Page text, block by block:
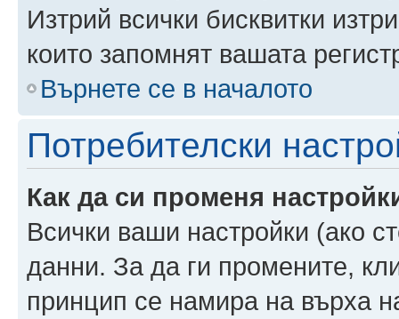
Изтрий всички бисквитки
които запомнят вашата
Върнете се в началото
Потребителски
Как да си променя
Всички ваши настройки (ако
данни. За да ги промените,
принцип се намира на върха